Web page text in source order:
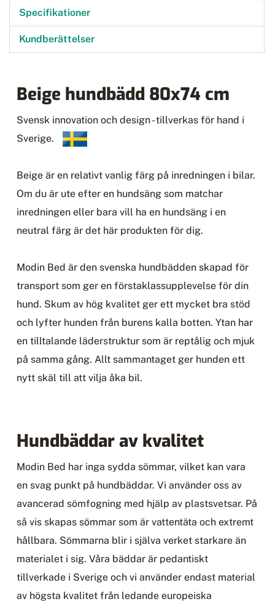
Specifikationer
Kundberättelser
Beige hundbädd 80x74 cm
Svensk innovation och design - tillverkas för hand i
Sverige.
Beige är en relativt vanlig färg på inredningen i bilar.
Om du är ute efter en hundsäng som matchar
inredningen eller bara vill ha en hundsäng i en
neutral färg är det här produkten för dig.
Modin Bed är den svenska hundbädden skapad för
transport som ger en förstaklassupplevelse för din
hund. Skum av hög kvalitet ger ett mycket bra stöd
och lyfter hunden från burens kalla botten. Ytan har
en tilltalande läderstruktur som är reptålig och mjuk
på samma gång. Allt sammantaget ger hunden ett
nytt skäl till att vilja åka bil.
Hundbäddar av kvalitet
Modin Bed har inga sydda sömmar, vilket kan vara
en svag punkt på hundbäddar. Vi använder oss av
avancerad sömfogning med hjälp av plastsvetsar. På
så vis skapas sömmar som är vattentäta och extremt
hållbara. Sömmarna blir i själva verket starkare än
materialet i sig. Våra bäddar är pedantiskt
tillverkade i Sverige och vi använder endast material
av högsta kvalitet från ledande europeiska